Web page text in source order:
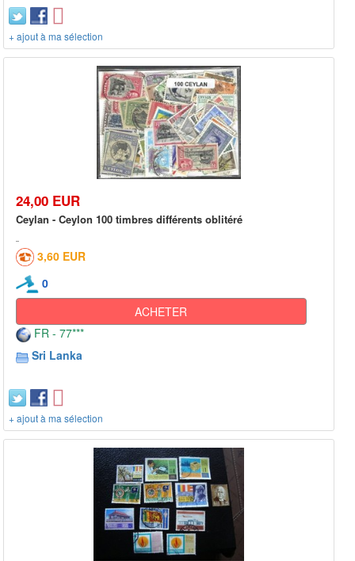
+ ajout à ma sélection
24,00 EUR
Ceylan - Ceylon 100 timbres différents oblitéré
3,60 EUR
0
ACHETER
FR - 77***
Sri Lanka
+ ajout à ma sélection